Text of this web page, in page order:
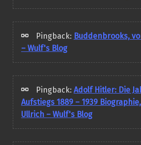
Pingback: Buddenbrooks,
– Wulf's Blog
Pingback: Adolf Hitler: Die
Aufstiegs 1889 – 1939
Ullrich – Wulf's Blog